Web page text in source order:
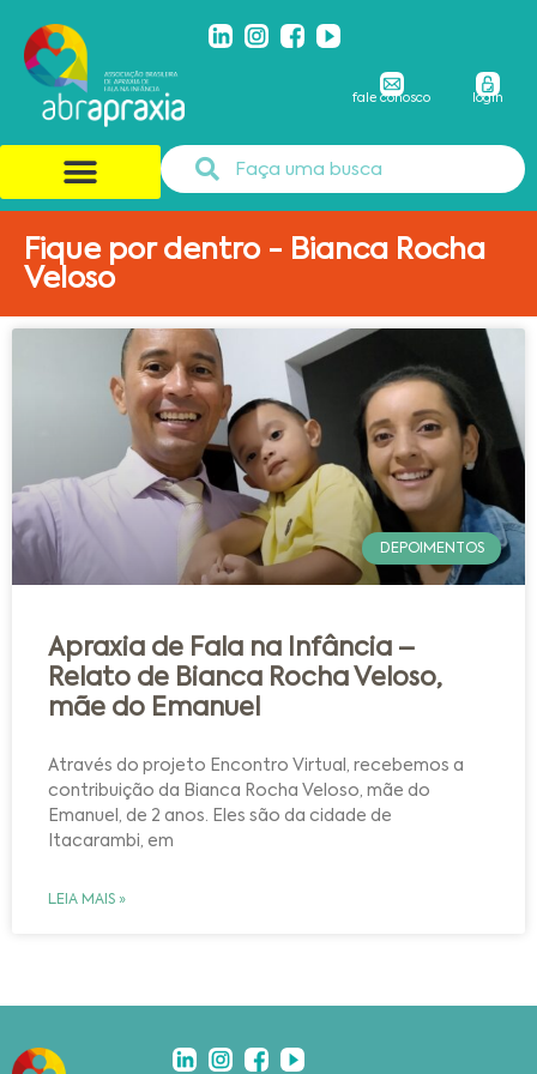
fale conosco login
Fique por dentro - Bianca Rocha
Veloso
DEPOIMENTOS
Apraxia de Fala na Infância –
Relato de Bianca Rocha Veloso,
mãe do Emanuel
Através do projeto Encontro Virtual, recebemos a
contribuição da Bianca Rocha Veloso, mãe do
Emanuel, de 2 anos. Eles são da cidade de
Itacarambi, em
LEIA MAIS »